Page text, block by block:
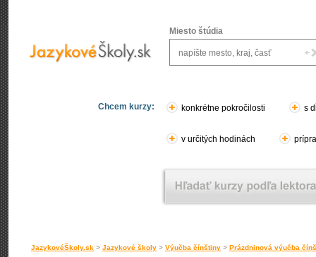
Miesto štúdia
Chcem kurzy: konkrétne pokročilosti s
v určitých hodinách
JazykovéŠkoly.sk > Jazykové školy > Výučba čínštiny > Prázdninová výučba